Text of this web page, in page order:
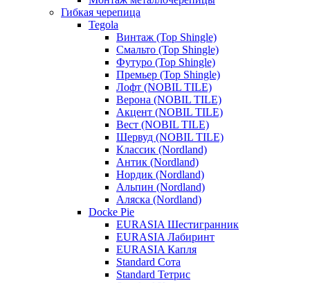
Гибкая черепица
Tegola
Винтаж (Top Shingle)
Смальто (Top Shingle)
Футуро (Top Shingle)
Премьер (Top Shingle)
Лофт (NOBIL TILE)
Верона (NOBIL TILE)
Акцент (NOBIL TILE)
Вест (NOBIL TILE)
Шервуд (NOBIL TILE)
Классик (Nordland)
Антик (Nordland)
Нордик (Nordland)
Альпин (Nordland)
Аляска (Nordland)
Docke Pie
EURASIA Шестигранник
EURASIA Лабиринт
EURASIA Капля
Standard Сота
Standard Тетрис